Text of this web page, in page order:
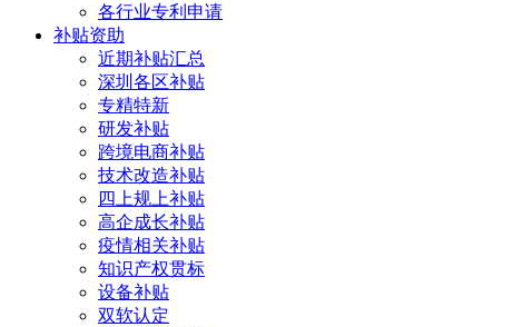
各行业专利申请
补贴资助
近期补贴汇总
深圳各区补贴
专精特新
研发补贴
跨境电商补贴
技术改造补贴
四上规上补贴
高企成长补贴
疫情相关补贴
知识产权贯标
设备补贴
双软认定